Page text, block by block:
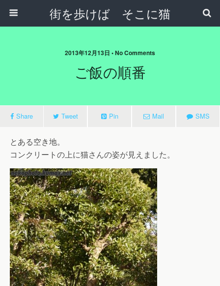
街を歩けば そこに猫
2013年12月13日 • No Comments
ご飯の順番
Share Tweet Pin Mail SMS
とある空き地。
コンクリートの上に猫さんの姿が見えました。